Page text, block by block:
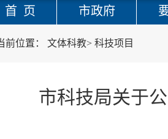
首 页 市政府
前位置： 文体科教> 科技项目
市科技局关于